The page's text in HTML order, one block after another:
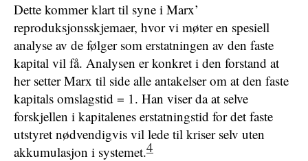
Dette kommer klart til syne i Marx’
reproduksjonsskjemaer, hvor vi møter en ­spesiell
analyse av de følger som erstatningen av den faste
kapital vil få. Analysen er konkret i den forstand at
her setter Marx til side alle ­antakelser om at den faste
kapitals omslagstid = 1. Han viser da at selve
forskjellen i kapitalenes erstatningstid for det faste
utstyret nødvendigvis vil lede til kriser selv uten
akkumulasjon i systemet.4